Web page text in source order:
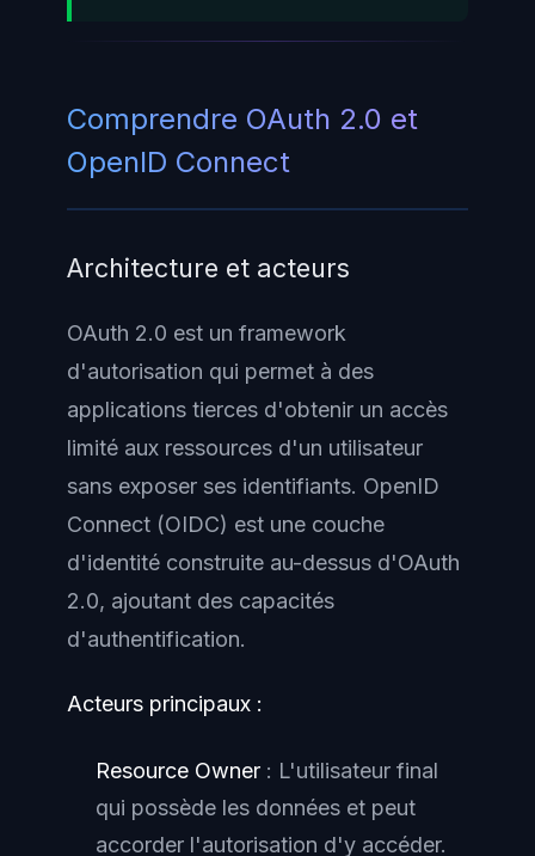
Comprendre OAuth 2.0 et
OpenID Connect
Architecture et acteurs
OAuth 2.0 est un framework
d'autorisation qui permet à des
applications tierces d'obtenir un accès
limité aux ressources d'un utilisateur
sans exposer ses identifiants. OpenID
Connect (OIDC) est une couche
d'identité construite au-dessus d'OAuth
2.0, ajoutant des capacités
d'authentification.
Acteurs principaux :
Resource Owner : L'utilisateur final
qui possède les données et peut
accorder l'autorisation d'y accéder.